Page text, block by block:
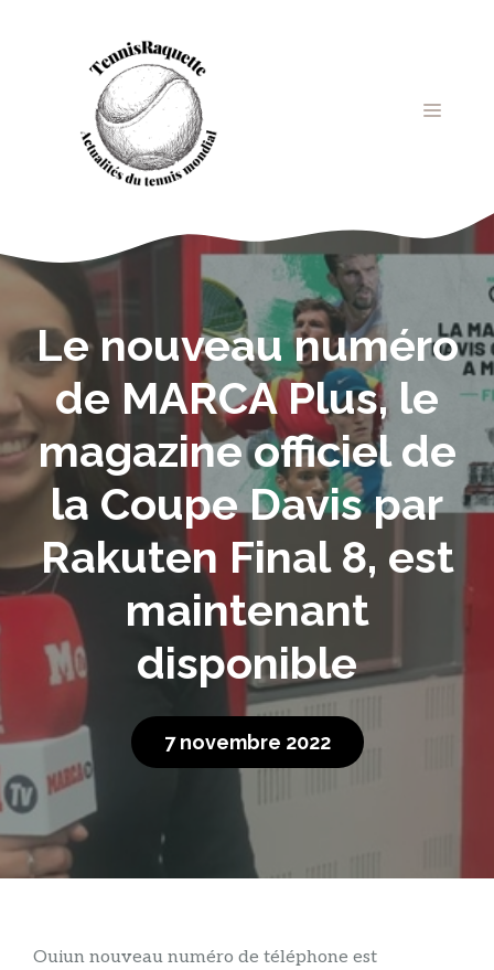
MENU
Le nouveau numéro
de MARCA Plus, le
magazine officiel de
la Coupe Davis par
Rakuten Final 8, est
maintenant
disponible
7 novembre 2022
Ouiun nouveau numéro de téléphone est